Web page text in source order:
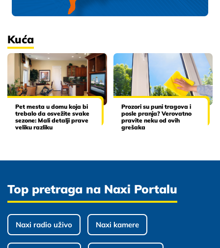
Kuća
Pet mesta u domu koja bi
trebalo da osvežite svake
sezone: Mali detalji prave
veliku razliku
Prozori su puni tragova i
posle pranja? Verovatno
pravite neku od ovih
grešaka
Top pretraga na Naxi Portalu
Naxi radio uživo Naxi kamere